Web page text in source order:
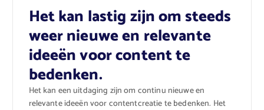
Het kan lastig zijn om steeds
weer nieuwe en relevante
ideeën voor content te
bedenken.
Het kan een uitdaging zijn om continu nieuwe en
relevante ideeën voor contentcreatie te bedenken. Het